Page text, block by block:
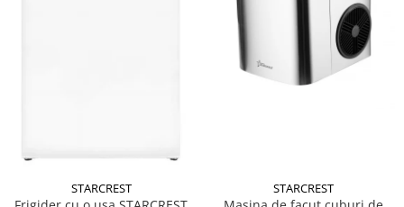
STARCREST STARCREST